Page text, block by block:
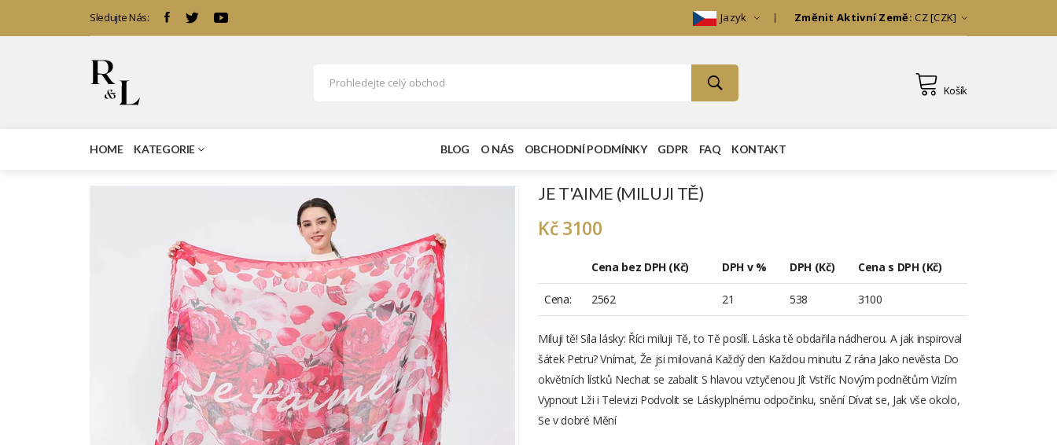
Sledujte Nás: Jazyk Změnit Aktivní Země: CZ [CZK]
Košík
HOME KATEGORIE BLOG O NÁS OBCHODNÍ PODMÍNKY GDPR FAQ KONTAKT
JE T'AIME (MILUJI TĚ)
Kč 3100
Cena bez DPH (Kč) DPH v % DPH (Kč) Cena s DPH (Kč)
Cena: 2562 21 538 3100
Miluji tě! Síla lásky: Říci miluji Tě, to Tě posílí. Láska tě obdařila nádherou. A jak inspiroval
šátek Petru? Vnímat, Že jsi milovaná Každý den Každou minutu Z rána Jako nevěsta Do
okvětních lístků Nechat se zabalit S hlavou vztyčenou Jít Vstříc Novým podnětům Vizím
Vypnout Lži i Televizi Podvolit se Láskyplnému odpočinku, snění Dívat se, Jak vše okolo,
Se v dobré Mění